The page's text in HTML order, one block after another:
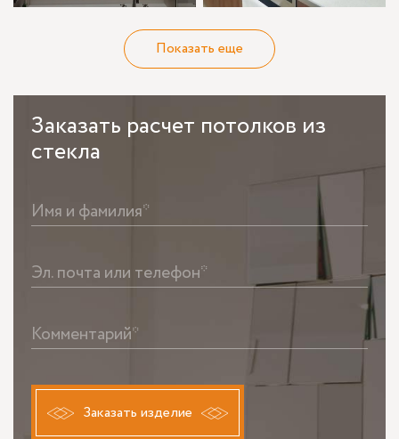
Показать еще
Заказать расчет потолков из
стекла
Имя и фамилия*
Эл. почта или телефон*
Комментарий*
Заказать изделие